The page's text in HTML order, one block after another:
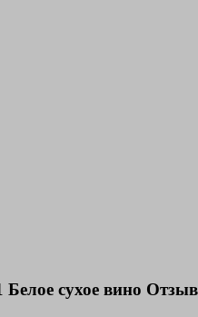
сухое вино Отзыв